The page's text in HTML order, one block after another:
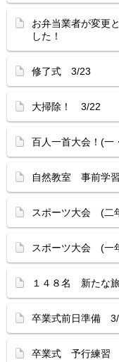
お弁当業者が変更
した！
修了式 3/23
大掃除！ 3/22
百人一首大会！(
自然教室 事前学
スポーツ大会 (
スポーツ大会 (
１４８名 新たな
卒業式前日準備
卒業式 予行練